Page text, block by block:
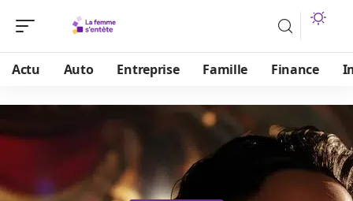
Actu Auto Entreprise Famille Finance